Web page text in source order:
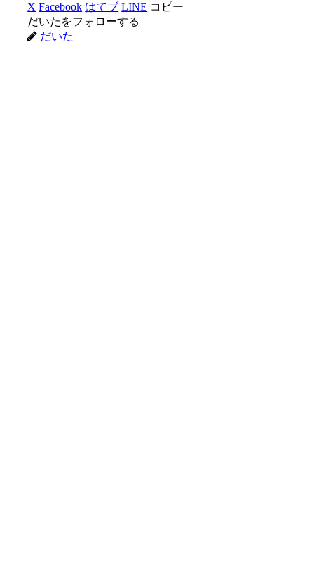
X Facebook はてブ LINE コピー
だいたをフォローする
だいた